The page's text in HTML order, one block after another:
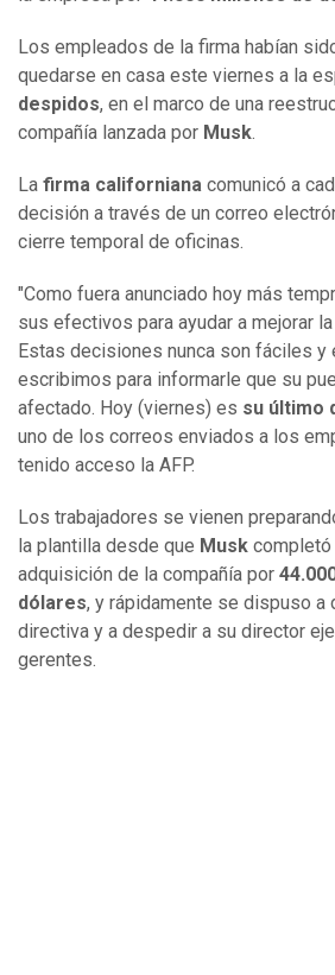
Los empleados de la firma habían
quedarse en casa este viernes a la
despidos, en el marco de una
compañía lanzada por Musk.
La firma californiana comunicó a
decisión a través de un correo
cierre temporal de oficinas.
"Como fuera anunciado hoy más
sus efectivos para ayudar a mejorar
Estas decisiones nunca son fáciles y
escribimos para informarle que su
afectado. Hoy (viernes) es su último
uno de los correos enviados a los
tenido acceso la AFP.
Los trabajadores se vienen
la plantilla desde que Musk completó
adquisición de la compañía por
dólares, y rápidamente se dispuso a
directiva y a despedir a su director
gerentes.